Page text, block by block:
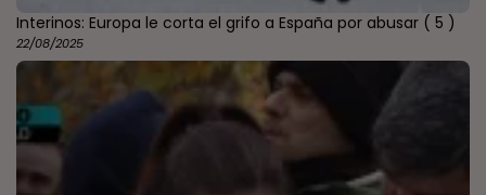
Interinos: Europa le corta el grifo a España por abusar ( 5 )
22/08/2025